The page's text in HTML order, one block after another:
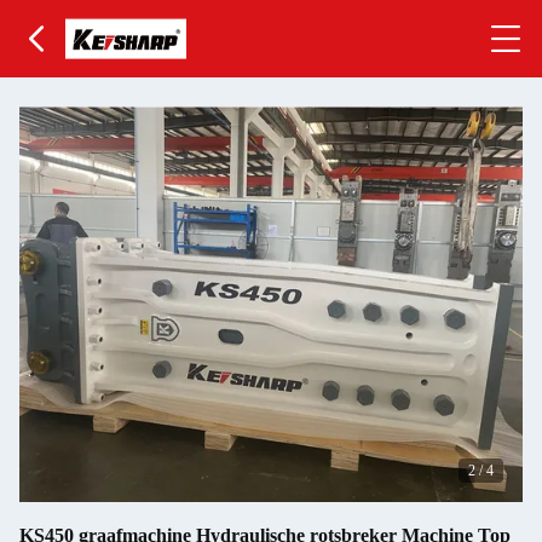
2 /4
KS450 graafmachine Hydraulische rotsbreker Machine Top